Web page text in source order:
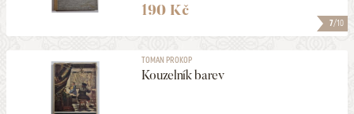
7/10
190 Kč
TOMAN PROKOP
Kouzelník barev